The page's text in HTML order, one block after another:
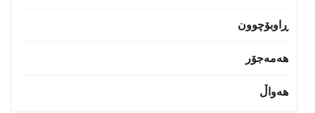
ڕاوبۆچوون
هەمەجۆر
هەواڵ